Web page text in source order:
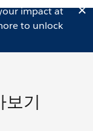
impact at
to unlock
보기